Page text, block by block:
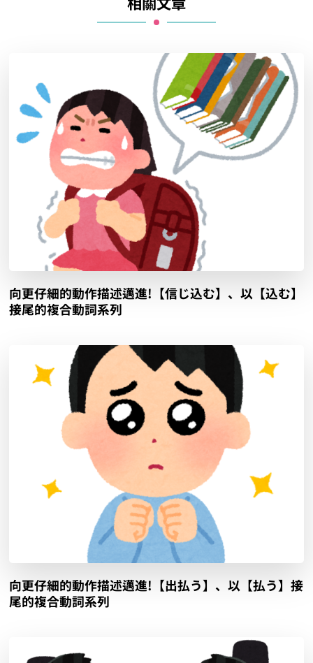
向更仔細的動作描述邁進!【信じ込む】、以【込む】
接尾的複合動詞系列
向更仔細的動作描述邁進!【出払う】、以【払う】接
尾的複合動詞系列